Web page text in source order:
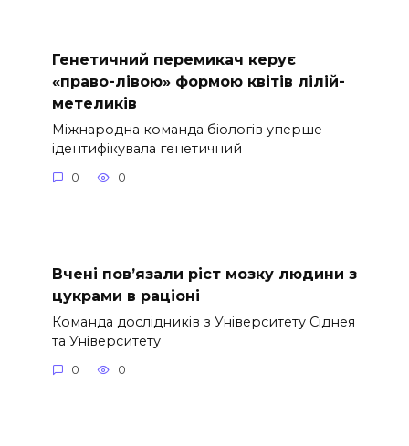
Генетичний перемикач керує
«право-лівою» формою квітів лілій-
метеликів
Міжнародна команда біологів уперше
ідентифікувала генетичний
0 0
Вчені пов’язали ріст мозку людини з
цукрами в раціоні
Команда дослідників з Університету Сіднея
та Університету
0 0